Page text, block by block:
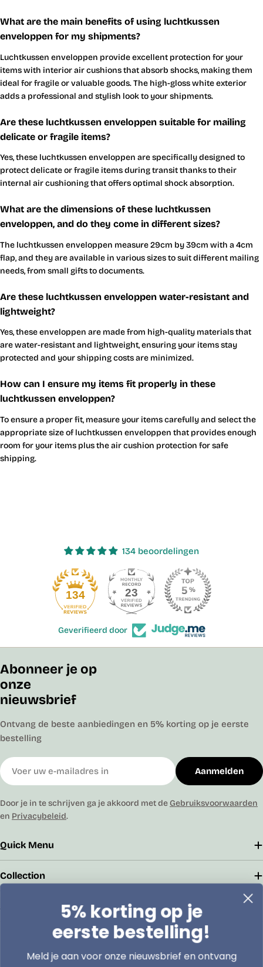
What are the main benefits of using luchtkussen
enveloppen for my shipments?
Luchtkussen enveloppen provide excellent protection for your
items with interior air cushions that absorb shocks, making them
ideal for fragile or valuable goods. The high-gloss white exterior
adds a professional and stylish look to your shipments.
Are these luchtkussen enveloppen suitable for mailing
delicate or fragile items?
Yes, these luchtkussen enveloppen are specifically designed to
protect delicate or fragile items during transit thanks to their
internal air cushioning that offers optimal shock absorption.
What are the dimensions of these luchtkussen
enveloppen, and do they come in different sizes?
The luchtkussen enveloppen measure 29cm by 39cm with a 4cm
flap, and they are available in various sizes to suit different mailing
needs, from small gifts to documents.
Are these luchtkussen enveloppen water-resistant and
lightweight?
Yes, these enveloppen are made from high-quality materials that
are water-resistant and lightweight, ensuring your items stay
protected and your shipping costs are minimized.
How can I ensure my items fit properly in these
luchtkussen enveloppen?
To ensure a proper fit, measure your items carefully and select the
appropriate size of luchtkussen enveloppen that provides enough
room for your items plus the air cushion protection for safe
shipping.
134 beoordelingen
134 23
Geverifieerd door
Quick Menu
Collection
Boomsesteenweg 79/2 2630 Aartselaar
info@lasentopack.be
Abonneer je op
onze
nieuwsbrief
Ontvang de beste aanbiedingen en 5% korting op je eerste
bestelling
E-
mail
Aanmelden
Door je in te schrijven ga je akkoord met de Gebruiksvoorwaarden
en Privacybeleid.
5% korting op je
eerste bestelling!
Meld je aan voor onze nieuwsbrief en ontvang